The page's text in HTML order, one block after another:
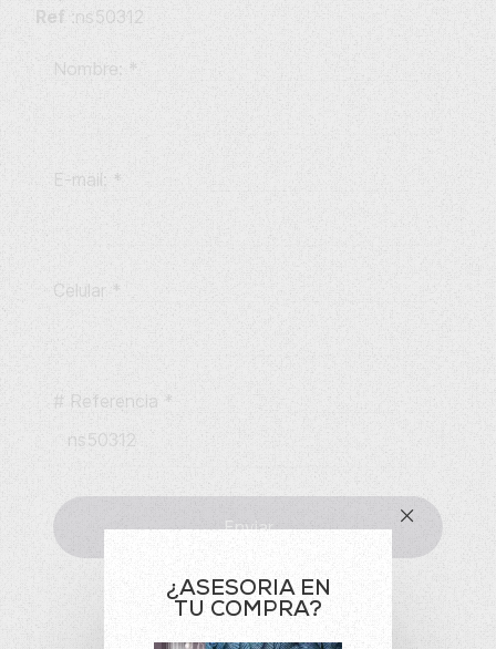
Ref :ns50312
Nombre: *
E-mail: *
Celular *
# Referencia *
Enviar
¿ASESORIA EN
TU COMPRA?